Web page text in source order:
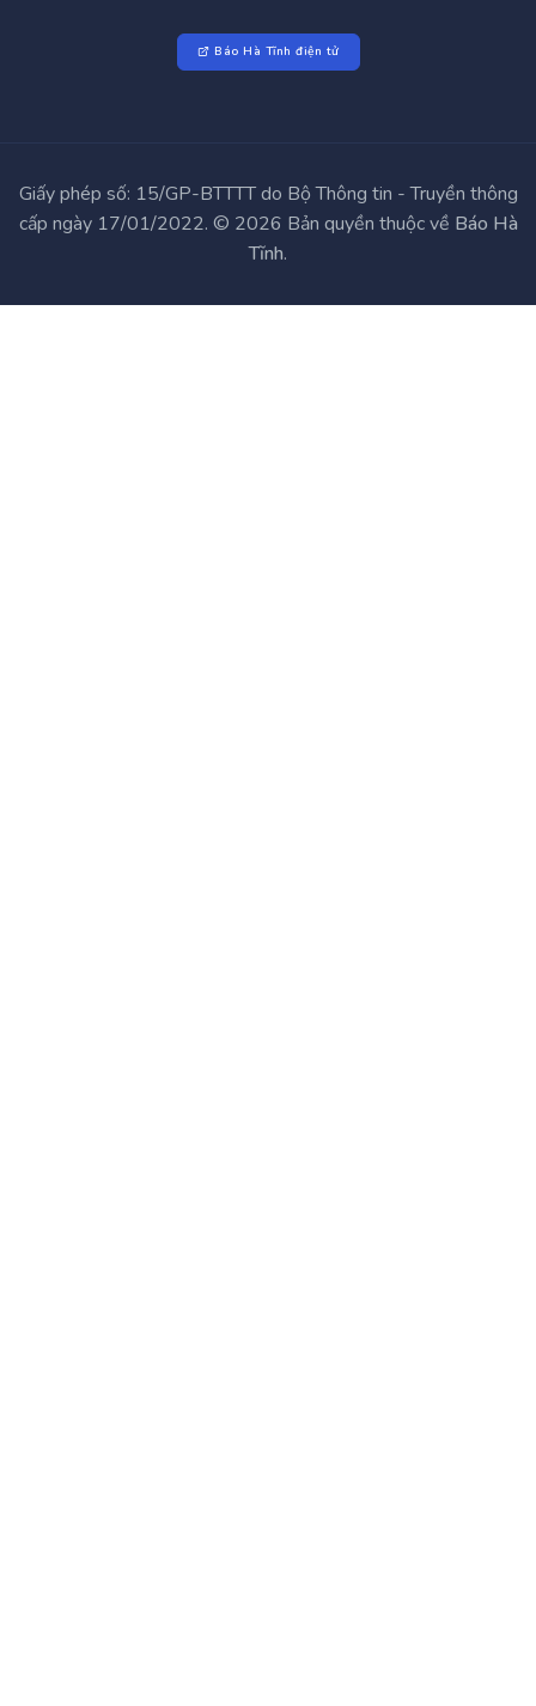
Báo Hà Tĩnh điện tử
Giấy phép số: 15/GP-BTTTT do Bộ Thông tin - Truyền thông
cấp ngày 17/01/2022. © 2026 Bản quyền thuộc về Báo Hà
Tĩnh.